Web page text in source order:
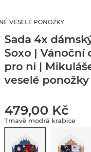
VESELÉ PONOŽKY
Sada 4x
Soxo | Vánoční
pro ni |
veselé ponožky
479,00 Kč
Tmavě modrá krabice